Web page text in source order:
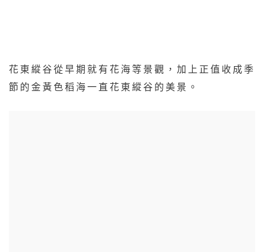
花東縱谷從早期就有花海等景觀，加上正值收成季
節的金黃色稻海一直花東縱谷的美景。